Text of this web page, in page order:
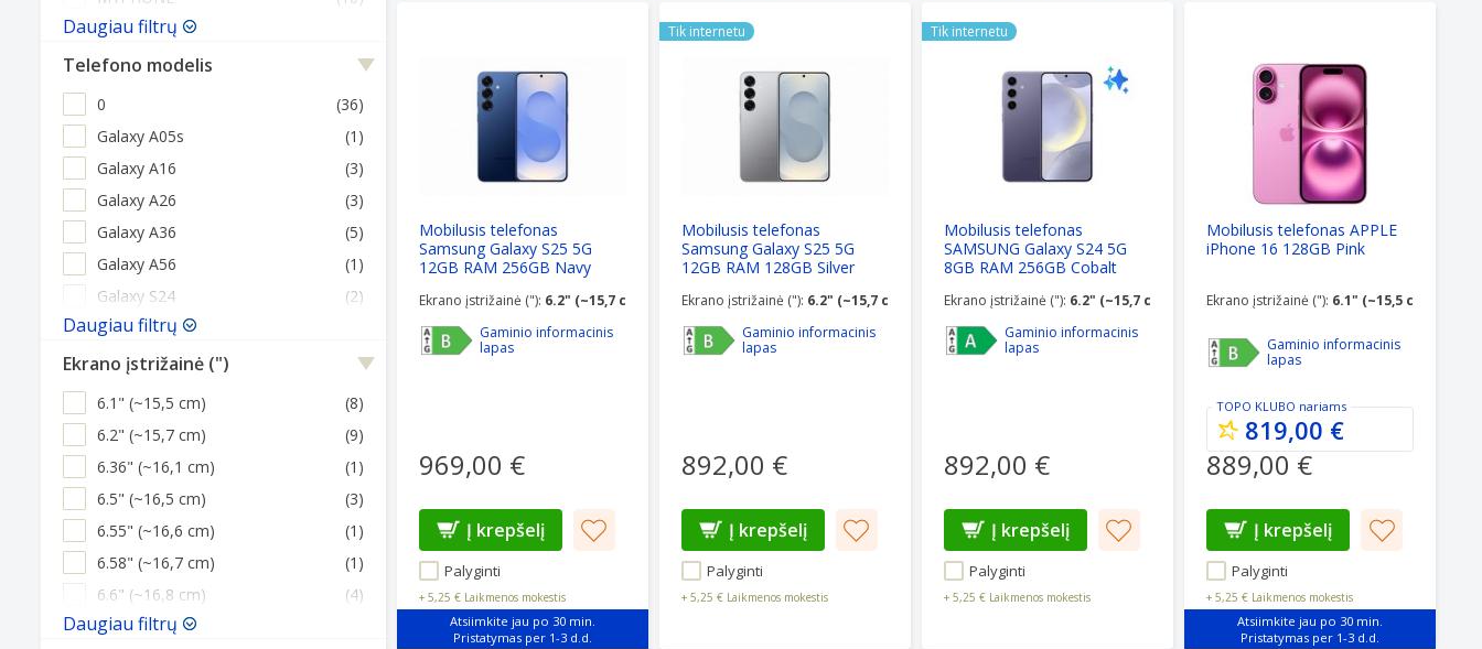
Daugiau filtrų
Telefono modelis
0
(36)
Galaxy A05s
(1)
Galaxy A16
(3)
Galaxy A26
(3)
Galaxy A36
(5)
Galaxy A56
(1)
Galaxy S24
(2)
Daugiau filtrų
Ekrano įstrižainė (")
6.1" (~15,5 cm)
(8)
6.2" (~15,7 cm)
(9)
6.36" (~16,1 cm)
(1)
6.5" (~16,5 cm)
(3)
6.55" (~16,6 cm)
(1)
6.58" (~16,7 cm)
(1)
6.6" (~16,8 cm)
(4)
Daugiau filtrų
Mobilusis telefonas
Samsung Galaxy S25 5G
12GB RAM 256GB Navy
Ekrano įstrižainė ("): 6.2" (~15,7 cm)
Gaminio informacinis
lapas
969,00 €
Palyginti
Į krepšelį
+ 5,25 €Laikmenos mokestis
Atsiimkite jau po 30 min.
Tik internetu
Mobilusis telefonas
Samsung Galaxy S25 5G
12GB RAM 128GB Silver
Ekrano įstrižainė ("): 6.2" (~15,7 cm)
Gaminio informacinis
lapas
892,00 €
Palyginti
Į krepšelį
+ 5,25 €Laikmenos mokestis
Tik internetu
Mobilusis telefonas
SAMSUNG Galaxy S24 5G
8GB RAM 256GB Cobalt
Ekrano įstrižainė ("): 6.2" (~15,7 cm)
Gaminio informacinis
lapas
892,00 €
Palyginti
Į krepšelį
+ 5,25 €Laikmenos mokestis
Mobilusis telefonas APPLE
iPhone 16 128GB Pink
Ekrano įstrižainė ("): 6.1" (~15,5 cm)
Gaminio informacinis
lapas
TOPO KLUBO nariams
819,00 €
889,00 €
Palyginti
Į krepšelį
+ 5,25 €Laikmenos mokestis
Atsiimkite jau po 30 min.